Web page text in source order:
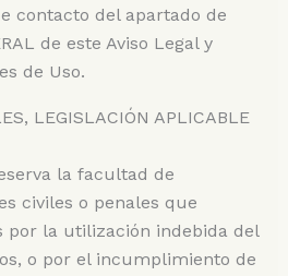
contacto del apartado de
de este Aviso Legal y
de Uso.
LEGISLACIÓN APLICABLE
la facultad de
civiles o penales que
por la utilización indebida del
o por el incumplimiento de